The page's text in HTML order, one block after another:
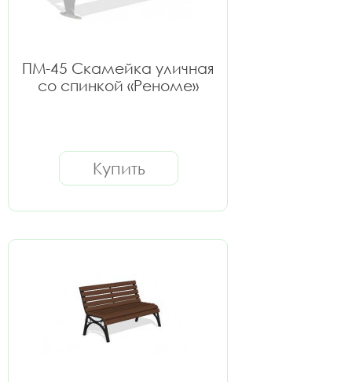
ПМ-45 Скамейка уличная
со спинкой «Реноме»
Купить